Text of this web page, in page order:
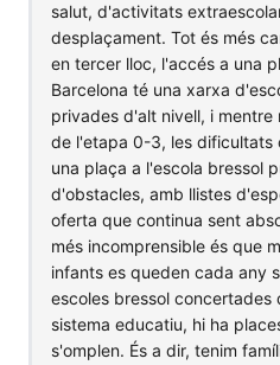
salut, d'activitats
desplaçament. Tot és més
en tercer lloc, l'accés a una
Barcelona té una xarxa
privades d'alt nivell, i
de l'etapa 0-3, les dificultats
una plaça a l'escola bressol
d'obstacles, amb llistes
oferta que continua sent
més incomprensible és que
infants es queden cada any
escoles bressol concertades
sistema educatiu, hi ha
s'omplen. És a dir, tenim